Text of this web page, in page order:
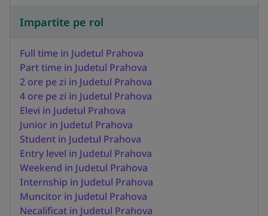
Impartite pe rol
Full time in Judetul Prahova
Part time in Judetul Prahova
2 ore pe zi in Judetul Prahova
4 ore pe zi in Judetul Prahova
Elevi in Judetul Prahova
Junior in Judetul Prahova
Student in Judetul Prahova
Entry level in Judetul Prahova
Weekend in Judetul Prahova
Internship in Judetul Prahova
Muncitor in Judetul Prahova
Necalificat in Judetul Prahova